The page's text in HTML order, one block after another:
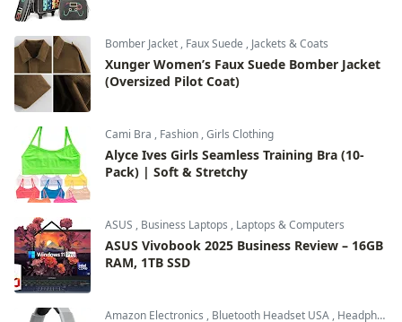
Bomber Jacket , Faux Suede , Jackets & Coats
Xunger Women’s Faux Suede Bomber Jacket
(Oversized Pilot Coat)
Cami Bra , Fashion ,Girls Clothing
Alyce Ives Girls Seamless Training Bra (10-
Pack) | Soft & Stretchy
ASUS , Business Laptops , Laptops & Computers
ASUS Vivobook 2025 Business Review – 16GB
RAM, 1TB SSD
Amazon Electronics , Bluetooth Headset USA , Headphones & Audio